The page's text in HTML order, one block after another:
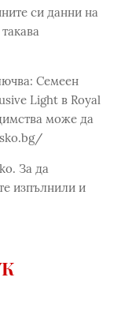
си данни на
Семеен
Light в Royal
може да
За да
изпълнили и